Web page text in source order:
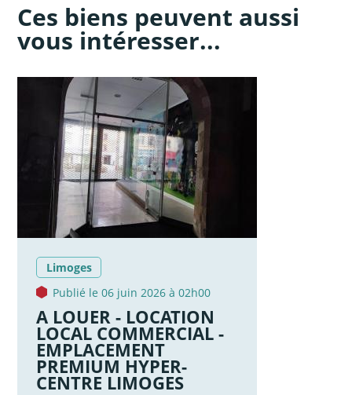
Ces biens peuvent aussi
vous intéresser...
Limoges
Publié le 06 juin 2026 à 02h00
A LOUER - LOCATION
LOCAL COMMERCIAL -
EMPLACEMENT
PREMIUM HYPER-
CENTRE LIMOGES